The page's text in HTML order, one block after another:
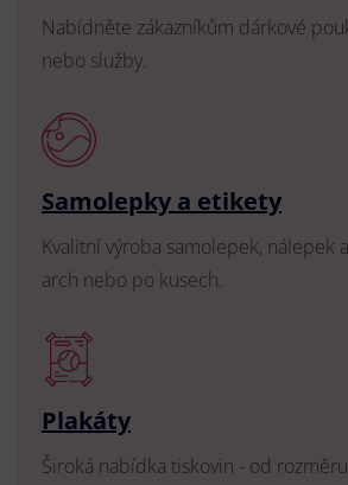
Nabídněte zákazníkům dárkové
nebo služby.
Samolepky a etikety
Kvalitní výroba samolepek, nálepek
arch nebo po kusech.
Plakáty
Široká nabídka tiskovin - od